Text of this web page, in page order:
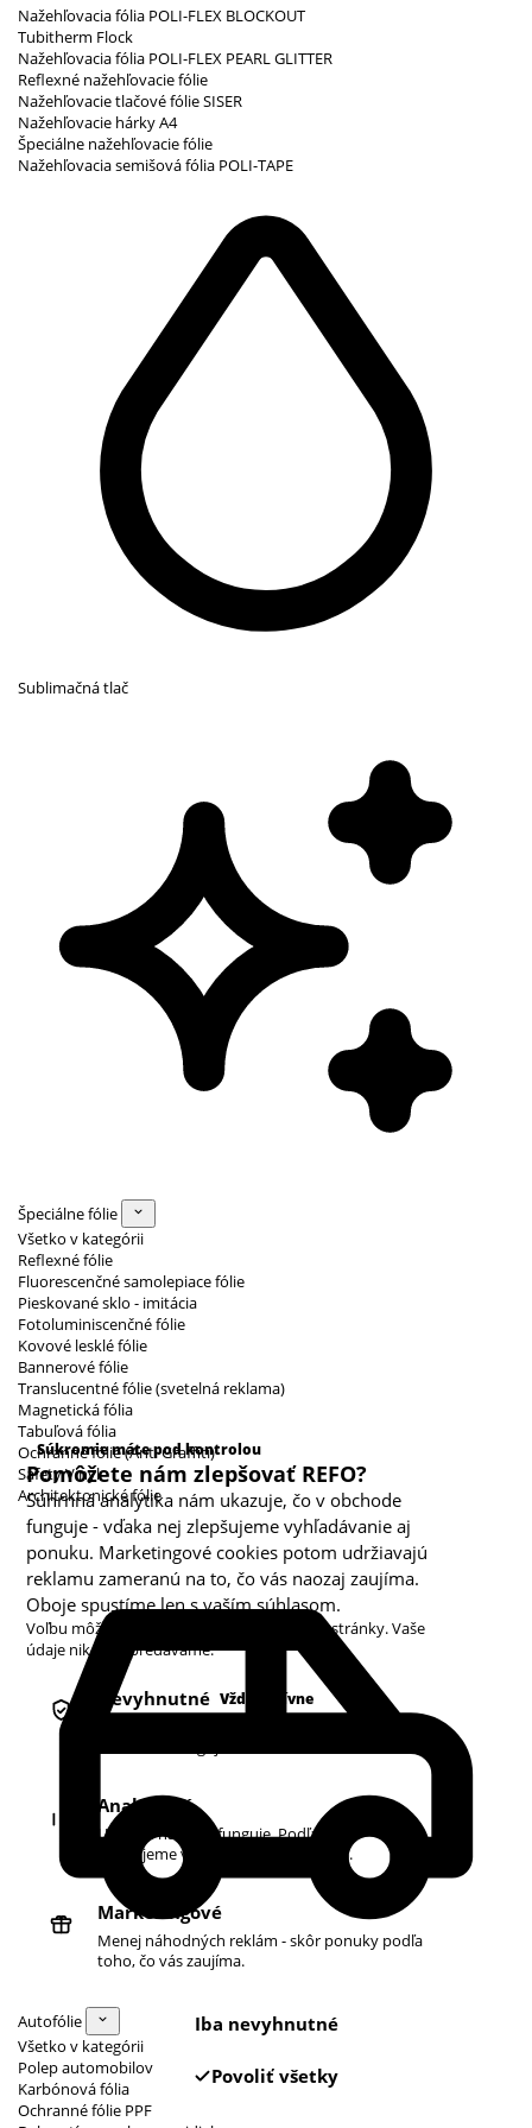
Nažehľovacia fólia POLI-FLEX BLOCKOUT
Tubitherm Flock
Nažehľovacia fólia POLI-FLEX PEARL GLITTER
Reflexné nažehľovacie fólie
Nažehľovacie tlačové fólie SISER
Nažehľovacie hárky A4
Špeciálne nažehľovacie fólie
Nažehľovacia semišová fólia POLI-TAPE
Sublimačná tlač
Špeciálne fólie
Všetko v kategórii
Reflexné fólie
Fluorescenčné samolepiace fólie
Pieskované sklo - imitácia
Fotoluminiscenčné fólie
Kovové lesklé fólie
Bannerové fólie
Translucentné fólie (svetelná reklama)
Magnetická fólia
Tabuľová fólia
Ochranné fólie (Anti Graffiti)
Safety Vinyl
Architektonické fólie
Autofólie
Všetko v kategórii
Polep automobilov
Karbónová fólia
Ochranné fólie PPF
Súkromie máte pod kontrolou
Pomôžete nám zlepšovať REFO?
Súhrnná analytika nám ukazuje, čo v obchode
funguje - vďaka nej zlepšujeme vyhľadávanie aj
ponuku. Marketingové cookies potom udržiavajú
reklamu zameranú na to, čo vás naozaj zaujíma.
Oboje spustíme len s vaším súhlasom.
Voľbu môžete kedykoľvek zmeniť v pätičke stránky. Vaše
údaje nikdy nepredávame.
Kategórie cookies
Nevyhnutné Vždy aktívne
Analytické
Ukazujú nám, čo funguje. Podľa toho
zlepšujeme vyhľadávanie aj ponuku.
Marketingové
Menej náhodných reklám - skôr ponuky podľa
toho, čo vás zaujíma.
Iba nevyhnutné
Povoliť všetky